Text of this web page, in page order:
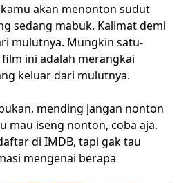
akan menonton sudut
sedang mabuk. Kalimat demi
mulutnya. Mungkin satu-
ini adalah merangkai
keluar dari mulutnya.
mending jangan nonton
mau iseng nonton, coba aja.
di IMDB, tapi gak tau
mengenai berapa